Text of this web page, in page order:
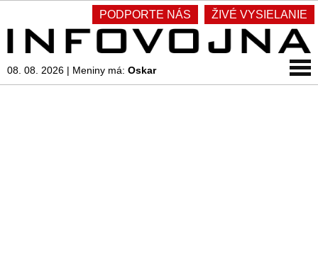
PODPORTE NÁS ŽIVÉ VYSIELANIE
08. 08. 2026 | Meniny má: Oskar